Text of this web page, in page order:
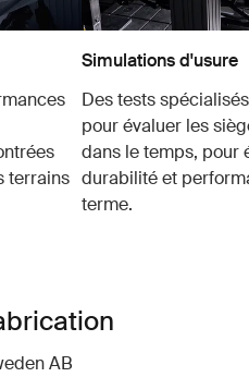
terrains
Simulations d'usure
Des tests
pour évaluer les
dans le temps, pour
durabilité et
terme.
AB